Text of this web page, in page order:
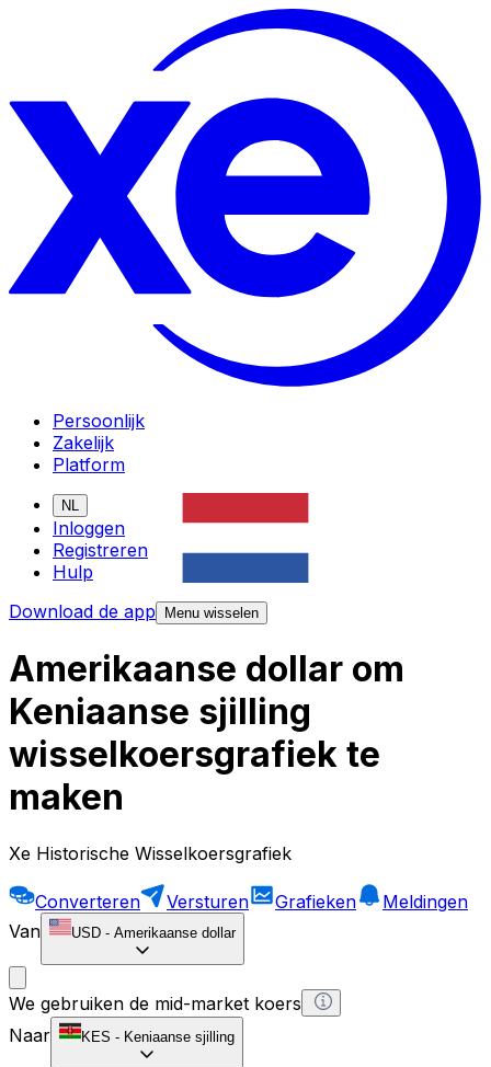
Persoonlijk
Zakelijk
Platform
NL
Inloggen
Registreren
Hulp
Download de app
Menu wisselen
Amerikaanse dollar om
Keniaanse sjilling
wisselkoersgrafiek te
maken
Xe Historische Wisselkoersgrafiek
Converteren Versturen Grafieken
Meldingen
Van
USD - Amerikaanse dollar
We gebruiken de mid-market koers
Naar
KES - Keniaanse sjilling